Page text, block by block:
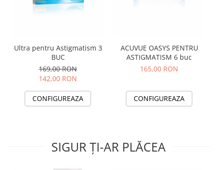
Ultra pentru Astigmatism 3
BUC
169,00 RON
142,00 RON
CONFIGUREAZA
ACUVUE OASYS PENTRU
ASTIGMATISM 6 buc
165,00 RON
CONFIGUREAZA
SIGUR ȚI-AR PLĂCEA